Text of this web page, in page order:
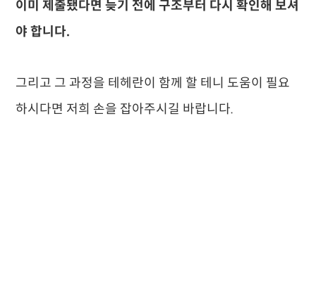
이미 제출됐다면 늦기 전에 구조부터 다시 확인해 보셔
야 합니다.
그리고 그 과정을 테헤란이 함께 할 테니 도움이 필요
하시다면 저희 손을 잡아주시길 바랍니다.